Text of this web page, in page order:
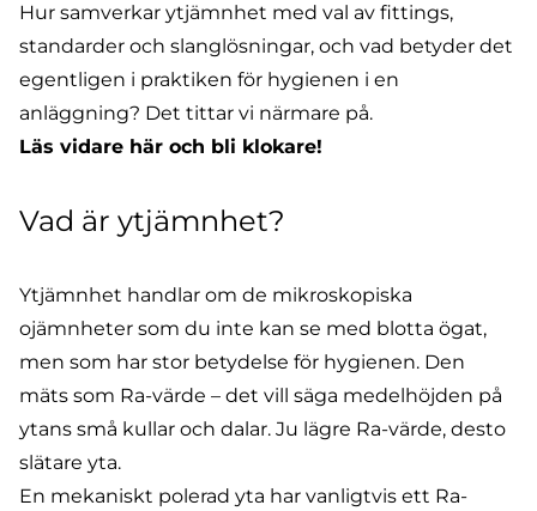
Hur samverkar ytjämnhet med val av fittings,
standarder och slanglösningar, och vad betyder det
egentligen i praktiken för hygienen i en
anläggning? Det tittar vi närmare på.
Läs vidare här och bli klokare!
Vad är ytjämnhet?
Ytjämnhet handlar om de mikroskopiska
ojämnheter som du inte kan se med blotta ögat,
men som har stor betydelse för hygienen. Den
mäts som Ra-värde – det vill säga medelhöjden på
ytans små kullar och dalar. Ju lägre Ra-värde, desto
slätare yta.
En mekaniskt polerad yta har vanligtvis ett Ra-